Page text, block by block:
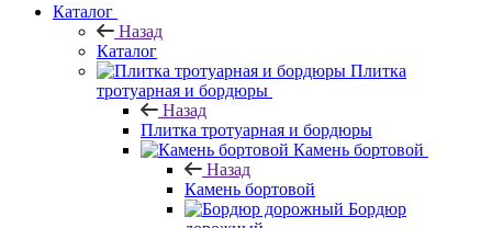
Каталог
Назад
Каталог
Плитка
тротуарная и бордюры
Назад
Плитка тротуарная и бордюры
Камень бортовой
Назад
Камень бортовой
Бордюр